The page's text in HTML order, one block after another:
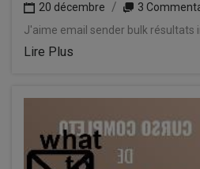
20 décembre
3
J'aime email sender bulk résultats
Lire Plus